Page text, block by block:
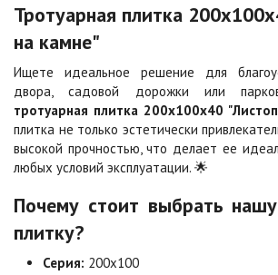
1 040 ₽ /м
Каир
1 040 ₽
2
Клинкер
1 040 ₽/м2
Коричневая
Тротуарная плитка
на камне"
Ищете идеальное решение для
двора, садовой дорожки или
тротуарная плитка 200х100х40
плитка не только эстетически
высокой прочностью, что делает ее
любых условий эксплуатации. 🌟
Почему стоит выбрать
плитку?
Серия: 200х100